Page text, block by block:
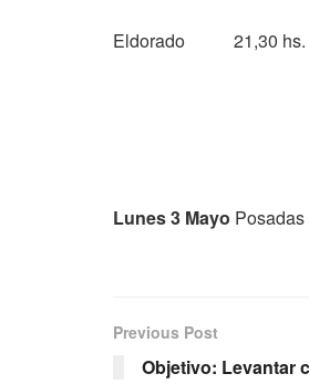
Eldorado 21,30
Lunes 3 Mayo Posadas
Previous Post
Objetivo: Levantar